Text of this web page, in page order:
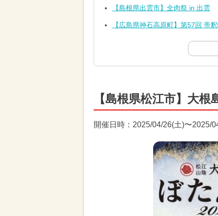
【島根県出雲市】全肉祭 in 出雲
【広島県神石高原町】第57回 帝
【島根県松江市】大
開催日時：2025/04/26(土)〜2025/